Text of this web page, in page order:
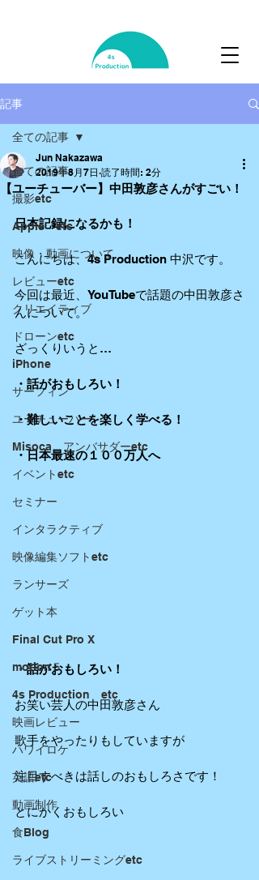
記事
全ての記事
撮影etc
Apple etc
映像・動画について
レビューetc
クリエイティブ
ドローンetc
iPhone
サーフィン
ユーチューバー
Misoca アンバサダーetc
イベントetc
セミナー
インタラクティブ
映像編集ソフトetc
ランサーズ
ゲット本
Final Cut Pro X
motion５
4s Production etc
映画レビュー
ハワイロケ
英語etc
動画制作
食Blog
ライブストリーミングetc
全ての記事
【ユーチューバー】中田敦彦さんがすごい！
Jun Nakazawa
2019年8月7日 読了時間: 2分
日本記録になるかも！
こんにちは、4s Production 中沢です。
今回は最近、YouTubeで話題の中田敦彦さ
んについて。
ざっくりいうと…
・話がおもしろい！
・難しいことを楽しく学べる！
・日本最速の１００万人へ
・話がおもしろい！
お笑い芸人の中田敦彦さん
歌手をやったりもしていますが
注目すべきは話しのおもしろさです！
とにかくおもしろい